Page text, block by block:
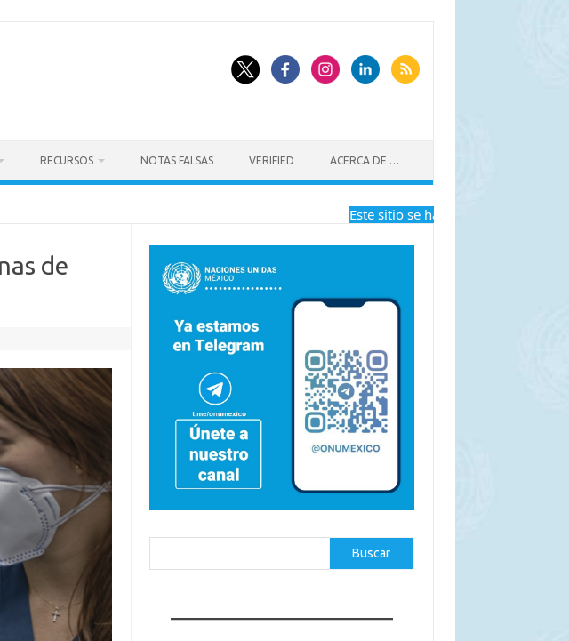
RECURSOS NOTAS FALSAS VERIFIED ACERCA DE …
Este sitio se ha dejado de actualizar
de
Buscar